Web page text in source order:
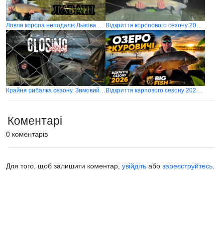
Ловля коропа неподалік Львова в липні Відкриття коропового сезону 2024 на Озері Куровичі
Крайня рибалка сезону. Зимовий карпфішинг Відкриття карпового сезону 2026 на озері Куровичі
Коментарі
0 коментарів
Для того, щоб залишити коментар, увійдіть або зареєструйтесь